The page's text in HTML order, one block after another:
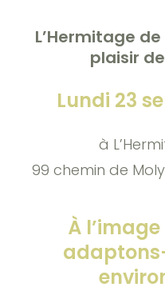
L’Hermitage
plaisir
Lundi 23
à
99 chemin de
À